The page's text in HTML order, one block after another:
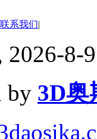
联系我们|
2026-8-
by 3D奥